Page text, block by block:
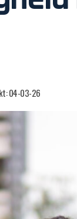
04-03-26